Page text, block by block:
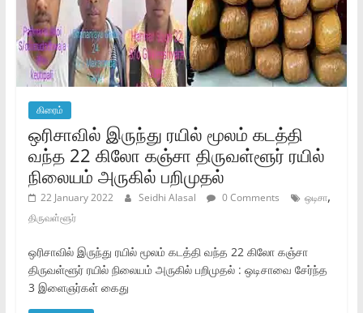
கிரைம்
ஒரிசாவில் இருந்து ரயில் மூலம் கடத்தி
வந்த 22 கிலோ கஞ்சா திருவள்ளூர் ரயில்
நிலையம் அருகில் பறிமுதல்
22 January 2022 Seidhi Alasal 0 Comments ஒடிசா,
திருவள்ளூர்
ஒரிசாவில் இருந்து ரயில் மூலம் கடத்தி வந்த 22 கிலோ கஞ்சா
திருவள்ளூர் ரயில் நிலையம் அருகில் பறிமுதல் : ஒடிசாவை சேர்ந்த
3 இளைஞர்கள் கைது